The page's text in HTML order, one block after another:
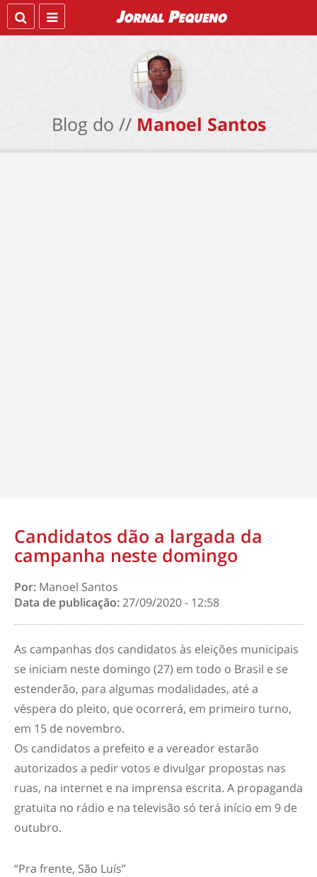
Blog do // Manoel Santos
Candidatos dão a largada da
campanha neste domingo
Por: Manoel Santos
Data de publicação:27/09/2020 - 12:58
As campanhas dos candidatos às eleições municipais
se iniciam neste domingo (27) em todo o Brasil e se
estenderão, para algumas modalidades, até a
véspera do pleito, que ocorrerá, em primeiro turno,
em 15 de novembro.
Os candidatos a prefeito e a vereador estarão
autorizados a pedir votos e divulgar propostas nas
ruas, na internet e na imprensa escrita. A propaganda
gratuita no rádio e na televisão só terá início em 9 de
outubro.
“Pra frente, São Luís”